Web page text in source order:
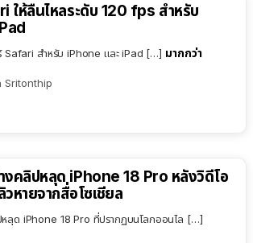
ให้ลื่นไหลระดับ 120 fps สำหรับ
ร์ Safari สำหรับ iPhone และ iPad […] มากกว่า
Sritonthip
งคลิปหลุด iPhone 18 Pro หลังวิดีโอ
หายจากสื่อโซเชียล
ลุด iPhone 18 Pro ที่ปรากฏบนโลกออนไล […]